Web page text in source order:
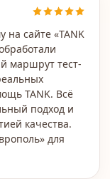
на сайте «TANK
маршрут тест-
TANK. Всё
подход и
качества.
для